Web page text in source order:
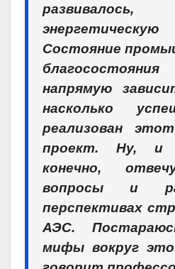
развивалось,
Состояние
напрямую
насколько
реализован
проект. Ну, и
конечно,
вопросы и
перспективах
АЭС.
мифы вокруг